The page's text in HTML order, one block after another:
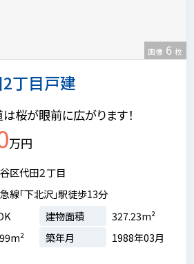
丁目戸建
画像 6 枚
桜が眼前に広がります！
万円
区代田２丁目
線「下北沢」駅徒歩13分
建物面積
327.23m²
築年月 1988年03月